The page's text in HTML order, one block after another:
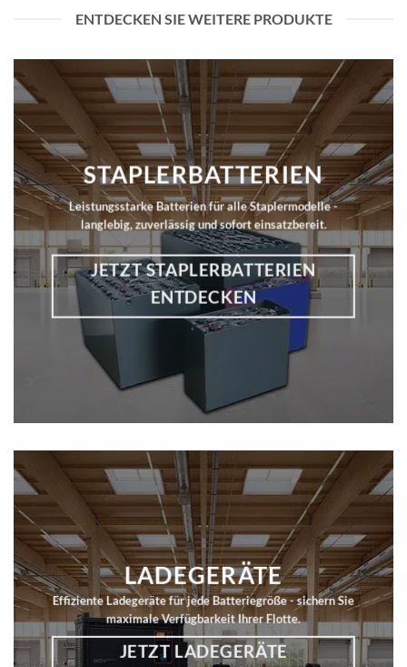
ENTDECKEN SIE WEITERE PRODUKTE
STAPLERBATTERIEN
Leistungsstarke Batterien für alle Staplermodelle -
langlebig, zuverlässig und sofort einsatzbereit.
JETZT STAPLERBATTERIEN
ENTDECKEN
LADEGERÄTE
Effiziente Ladegeräte für jede Batteriegröße - sichern Sie
maximale Verfügbarkeit Ihrer Flotte.
JETZT LADEGERÄTE